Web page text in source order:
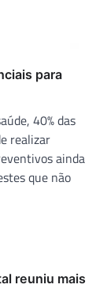
para
40% das
realizar
ainda
que não
reuniu mais